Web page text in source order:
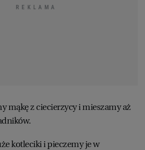
mąkę z ciecierzycy i mieszamy aż
kotleciki i pieczemy je w